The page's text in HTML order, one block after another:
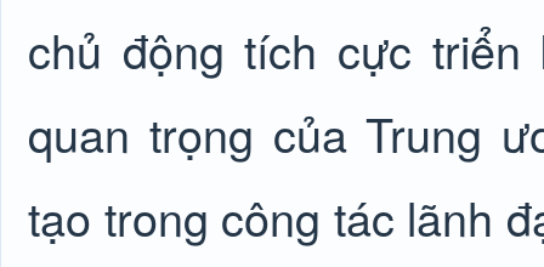
chủ động tích cực
quan trọng của Trung
tạo trong công tác lãnh